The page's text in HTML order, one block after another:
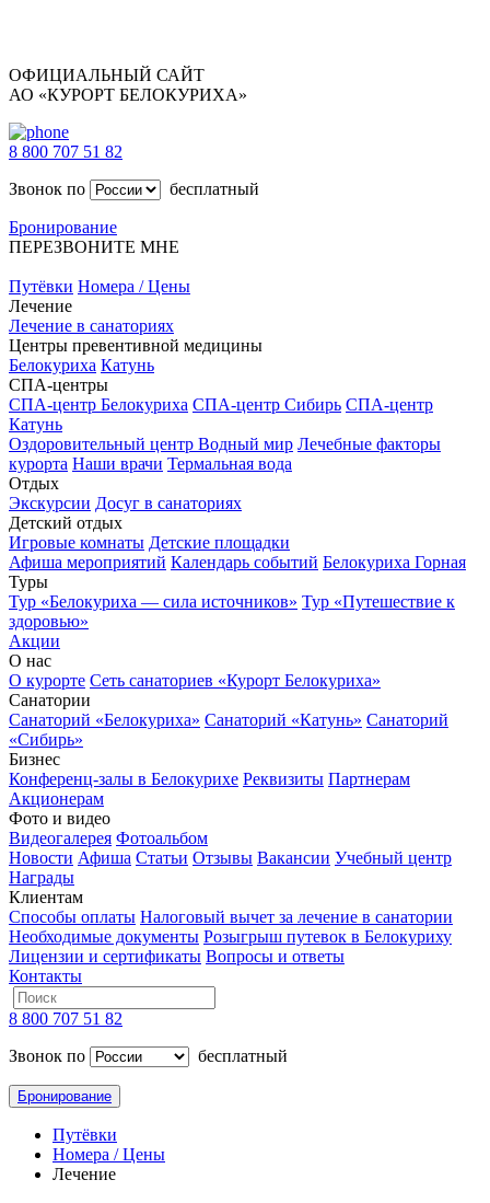
ОФИЦИАЛЬНЫЙ САЙТ
АО «КУРОРТ БЕЛОКУРИХА»
8 800 707 51 82
Звонок по
бесплатный
Бронирование
ПЕРЕЗВОНИТЕ МНЕ
Путёвки Номера / Цены
Лечение
Лечение в санаториях
Центры превентивной медицины
Белокуриха Катунь
СПА-центры
СПА-центр Белокуриха СПА-центр Сибирь СПА-центр
Катунь
Оздоровительный центр Водный мир Лечебные факторы
курорта Наши врачи Термальная вода
Отдых
Экскурсии Досуг в санаториях
Детский отдых
Игровые комнаты Детские площадки
Афиша мероприятий Календарь событий Белокуриха Горная
Туры
Тур «Белокуриха — сила источников» Тур «Путешествие к
здоровью»
Акции
О нас
О курорте Сеть санаториев «Курорт Белокуриха»
Санатории
Санаторий «Белокуриха» Санаторий «Катунь» Санаторий
«Сибирь»
Бизнес
Конференц-залы в Белокурихе Реквизиты Партнерам
Акционерам
Фото и видео
Видеогалерея Фотоальбом
Новости Афиша Статьи Отзывы Вакансии Учебный центр
Награды
Клиентам
Способы оплаты Налоговый вычет за лечение в санатории
Необходимые документы Розыгрыш путевок в Белокуриху
Лицензии и сертификаты Вопросы и ответы
Контакты
8 800 707 51 82
Звонок по
бесплатный
Бронирование
Путёвки
Номера / Цены
Лечение